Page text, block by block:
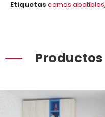
Etiquetas camas abatibles,